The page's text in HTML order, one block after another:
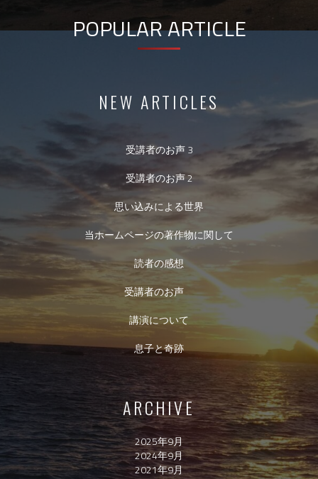
POPULAR ARTICLE
NEW ARTICLES
受講者のお声 3
受講者のお声 2
思い込みによる世界
当ホームページの著作物に関して
読者の感想
受講者のお声
講演について
息子と奇跡
ARCHIVE
2025年9月
2024年9月
2021年9月